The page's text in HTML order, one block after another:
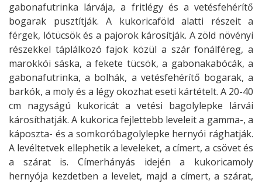
gabonafutrinka lárvája, a fritlégy és a vetésfehérítő
bogarak pusztítják. A kukoricaföld alatti részeit a
férgek, lótücsök és a pajorok károsítják. A zöld növényi
részekkel táplálkozó fajok közül a szár fonálféreg, a
marokkói sáska, a fekete tücsök, a gabonakabócák, a
gabonafutrinka, a bolhák, a vetésfehérítő bogarak, a
barkók, a moly és a légy okozhat eseti kártételt. A 20-40
cm nagyságú kukoricát a vetési bagolylepke lárvái
károsíthatják. A kukorica fejlettebb leveleit a gamma-, a
káposzta- és a somkoróbagolylepke hernyói rághatják.
A levéltetvek ellephetik a leveleket, a címert, a csövet és
a szárat is. Címerhányás idején a kukoricamoly
hernyója kezdetben a levelet, majd a címert, a szárat,